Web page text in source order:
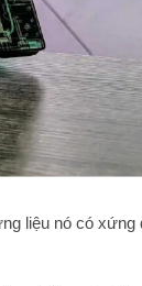
liệu nó có xứng